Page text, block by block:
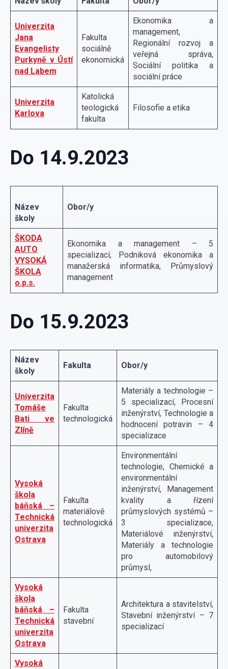
Univerzita
Jana
Evangelisty
Purkyně v Ústí
nad Labem
Fakulta
sociálně
ekonomická
Ekonomika a
management,
Regionální rozvoj a
veřejná správa,
Sociální politika a
sociální práce
Univerzita
Karlova
Katolická
teologická
fakulta
Filosofie a etika
Do 14.9.2023
Název
školy
Obor/y
ŠKODA
AUTO
VYSOKÁ
ŠKOLA
o.p.s.
Ekonomika a management – 5
specializací, Podniková ekonomika a
manažerská informatika, Průmyslový
management
Do 15.9.2023
Název
školy
Fakulta Obor/y
Univerzita
Tomáše
Bati ve
Zlíně
Fakulta
technologická
Materiály a technologie –
5 specializací, Procesní
inženýrství, Technologie a
hodnocení potravin – 4
specializace
Vysoká
škola
báňská –
Technická
univerzita
Ostrava
Fakulta
materiálově
technologická
Environmentální
technologie, Chemické a
environmentální
inženýrství, Management
kvality a řízení
průmyslových systémů –
3 specializace,
Materiálové inženýrství,
Materiály a technologie
pro automobilový
průmysl,
Vysoká
škola
báňská –
Technická
univerzita
Ostrava
Fakulta
stavební
Architektura a stavitelství,
Stavební inženýrství – 7
specializací
Vysoká